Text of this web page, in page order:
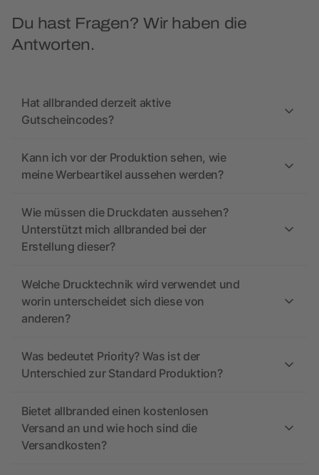
Du hast Fragen? Wir haben die
Antworten.
Hat allbranded derzeit aktive
Gutscheincodes?
Kann ich vor der Produktion sehen, wie
meine Werbeartikel aussehen werden?
Wie müssen die Druckdaten aussehen?
Unterstützt mich allbranded bei der
Erstellung dieser?
Welche Drucktechnik wird verwendet und
worin unterscheidet sich diese von
anderen?
Was bedeutet Priority? Was ist der
Unterschied zur Standard Produktion?
Bietet allbranded einen kostenlosen
Versand an und wie hoch sind die
Versandkosten?